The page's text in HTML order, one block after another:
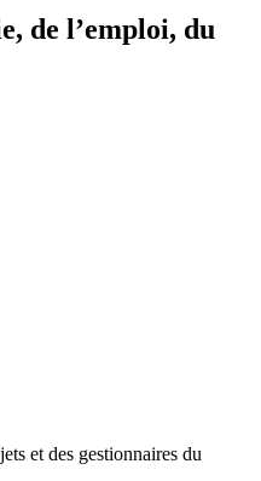
de l’emploi, du
et des gestionnaires du